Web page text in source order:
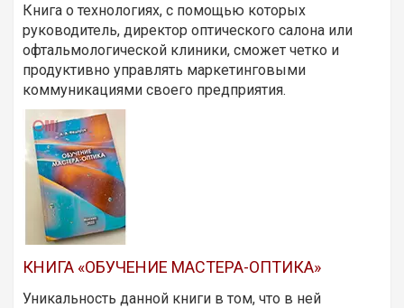
Книга о технологиях, с помощью которых
руководитель, директор оптического салона или
офтальмологической клиники, сможет четко и
продуктивно управлять маркетинговыми
коммуникациями своего предприятия.
КНИГА «ОБУЧЕНИЕ МАСТЕРА-ОПТИКА»
Уникальность данной книги в том, что в ней